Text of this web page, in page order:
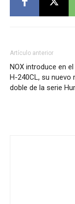
Artículo anterior
NOX introduce en
H-240CL, su nuevo
doble de la serie